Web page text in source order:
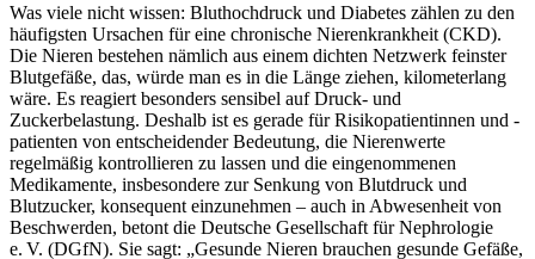
Was viele nicht wissen: Bluthochdruck und Diabetes zählen zu den
häufigsten Ursachen für eine chronische Nierenkrankheit (CKD).
Die Nieren bestehen nämlich aus einem dichten Netzwerk feinster
Blutgefäße, das, würde man es in die Länge ziehen, kilometerlang
wäre. Es reagiert besonders sensibel auf Druck- und
Zuckerbelastung. Deshalb ist es gerade für Risikopatientinnen und -
patienten von entscheidender Bedeutung, die Nierenwerte
regelmäßig kontrollieren zu lassen und die eingenommenen
Medikamente, insbesondere zur Senkung von Blutdruck und
Blutzucker, konsequent einzunehmen – auch in Abwesenheit von
Beschwerden, betont die Deutsche Gesellschaft für Nephrologie
e. V. (DGfN). Sie sagt: „Gesunde Nieren brauchen gesunde Gefäße,